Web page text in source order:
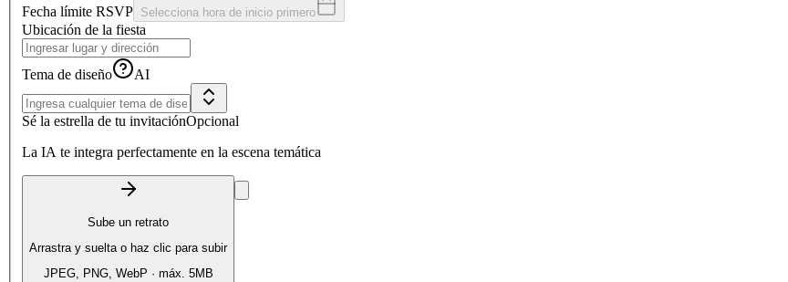
Fecha límite RSVP Selecciona hora de inicio primero
Ubicación de la fiesta
Tema de diseño AI
Sé la estrella de tu invitaciónOpcional
La IA te integra perfectamente en la escena temática
Sube un retrato
Arrastra y suelta o haz clic para subir
JPEG, PNG, WebP · máx. 5MB